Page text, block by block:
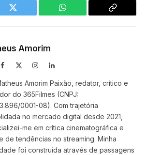
Twitter WhatsApp
Copy
Amorim
Facebook InstagramLinkedIn
Amorim Paixão, redator, crítico e
do 365Filmes (CNPJ:
0001-08). Com trajetória
no mercado digital desde 2021,
me em crítica cinematográfica e
de tendências no streaming. Minha
foi construída através de passagens